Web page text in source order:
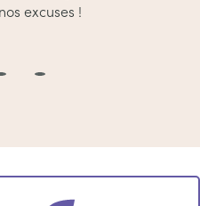
excuses !